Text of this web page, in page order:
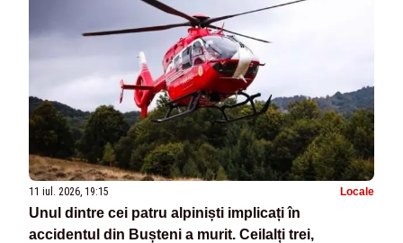
11 iul. 2026, 19:15 Locale
Unul dintre cei patru alpiniști implicați în
accidentul din Bușteni a murit. Ceilalți trei,